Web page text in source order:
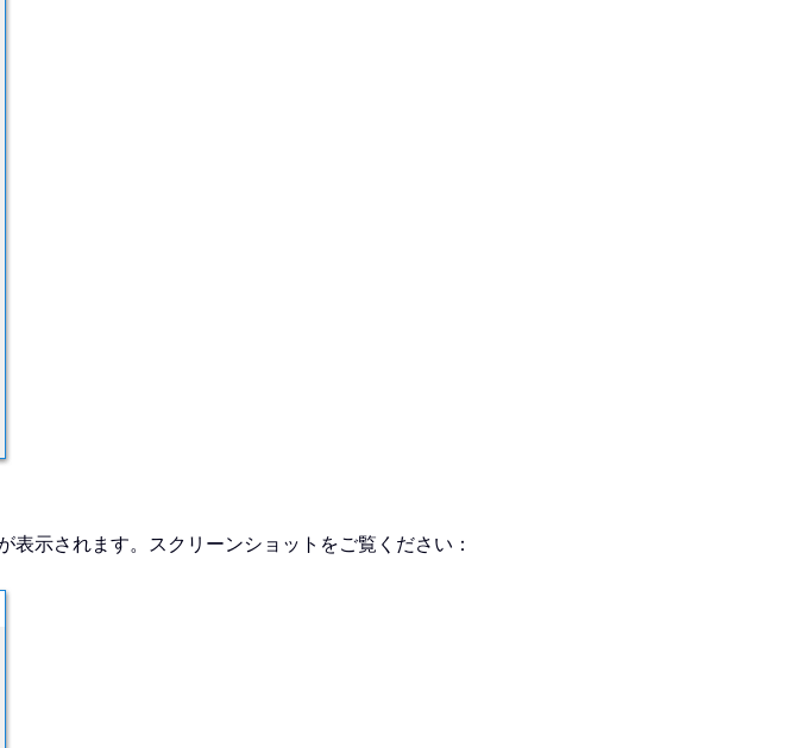
示されます。スクリーンショットをご覧ください：